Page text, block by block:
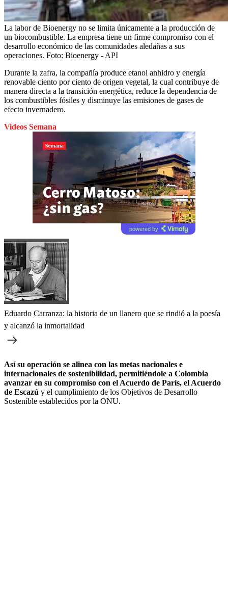
La labor de Bioenergy no se limita únicamente a la producción de
un biocombustible. La empresa tiene un firme compromiso con el
desarrollo económico de las comunidades aledañas a sus
operaciones. Foto: Bioenergy - API
Durante la zafra, la compañía produce etanol anhidro y energía
renovable ciento por ciento de origen vegetal, la cual contribuye de
manera directa a la transición energética, reduce la dependencia de
los combustibles fósiles y disminuye las emisiones de gases de
efecto invernadero.
Videos Semana
powered by
Eduardo Carranza: la historia de un llanero que se rindió a la poesía
y alcanzó la inmortalidad
Así su operación se alinea con las metas nacionales e
internacionales de sostenibilidad, permitiéndole a Colombia
avanzar en su compromiso con el Acuerdo de París, el Acuerdo
de Escazú y el cumplimiento de los Objetivos de Desarrollo
Sostenible establecidos por la ONU.